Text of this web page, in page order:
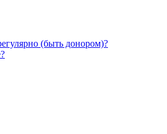
(быть донором)?